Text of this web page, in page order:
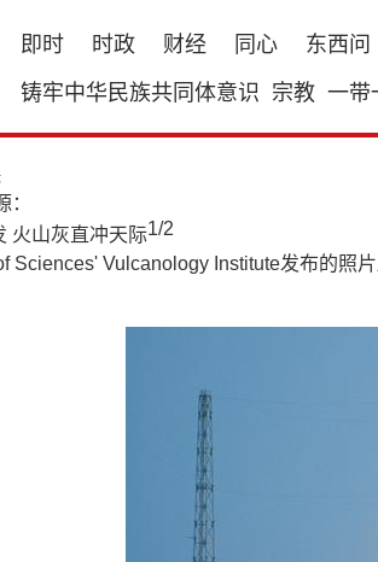
即时 时政 财经 同心 东西问
铸牢中华民族共同体意识 宗教 一带
1/2
Sciences' Vulcanology Institute发布的照